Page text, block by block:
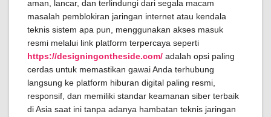
aman, lancar, dan terlindungi dari segala macam
masalah pemblokiran jaringan internet atau kendala
teknis sistem apa pun, menggunakan akses masuk
resmi melalui link platform terpercaya seperti
https://designingontheside.com/ adalah opsi paling
cerdas untuk memastikan gawai Anda terhubung
langsung ke platform hiburan digital paling resmi,
responsif, dan memiliki standar keamanan siber terbaik
di Asia saat ini tanpa adanya hambatan teknis jaringan